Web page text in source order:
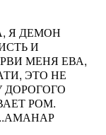
Я ДЕМОН
И
МЕНЯ ЕВА,
ЭТО НЕ
ДОРОГОГО
РОМ.